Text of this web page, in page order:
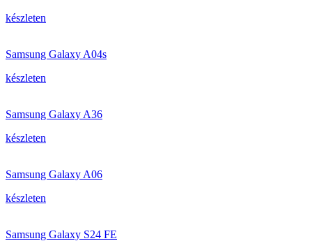
készleten
Samsung Galaxy A04s
készleten
Samsung Galaxy A36
készleten
Samsung Galaxy A06
készleten
Samsung Galaxy S24 FE